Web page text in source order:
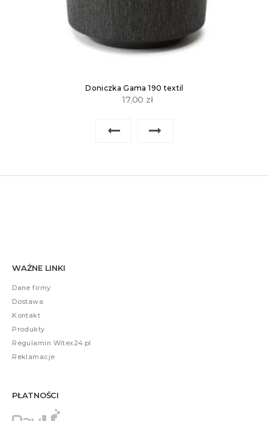
Doniczka Gama 190 textil
17,00 zł
WAŻNE LINKI
Dane firmy
Dostawa
Kontakt
Produkty
Regulamin Witex24.pl
Reklamacje
PŁATNOŚCI